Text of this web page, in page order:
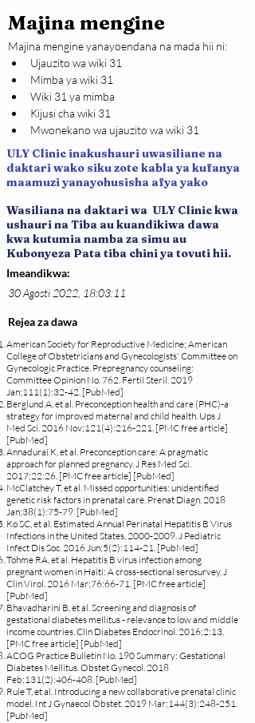
Majina mengine
Majina mengine yanayoendana na mada hii ni:
Ujauzito wa wiki 31
Mimba ya wiki 31
Wiki 31 ya mimba
Kijusi cha wiki 31
Mwonekano wa ujauzito wa wiki 31
ULY Clinic inakushauri uwasiliane na
daktari wako siku zote kabla ya kufanya
maamuzi yanayohusisha afya yako
Wasiliana na daktari wa ULY Clinic kwa
ushauri na Tiba au kuandikiwa dawa
kwa kutumia namba za simu au
Kubonyeza Pata tiba chini ya tovuti hii.
Imeandikwa:
30 Agosti 2022, 18:03:11
Rejea za dawa
American Society for Reproductive Medicine; American
College of Obstetricians and Gynecologists' Committee on
Gynecologic Practice. Prepregnancy counseling:
Committee Opinion No. 762. Fertil Steril. 2019
Jan;111(1):32-42. [PubMed]
Berglund A, et al. Preconception health and care (PHC)-a
strategy for improved maternal and child health. Ups J
Med Sci. 2016 Nov;121(4):216-221. [PMC free article]
[PubMed]
Annadurai K, et al. Preconception care: A pragmatic
approach for planned pregnancy. J Res Med Sci.
2017;22:26. [PMC free article] [PubMed]
McClatchey T, et al. Missed opportunities: unidentified
genetic risk factors in prenatal care. Prenat Diagn. 2018
Jan;38(1):75-79. [PubMed]
Ko SC, et al. Estimated Annual Perinatal Hepatitis B Virus
Infections in the United States, 2000-2009. J Pediatric
Infect Dis Soc. 2016 Jun;5(2):114-21. [PubMed]
Tohme RA, et al. Hepatitis B virus infection among
pregnant women in Haiti: A cross-sectional serosurvey. J
Clin Virol. 2016 Mar;76:66-71. [PMC free article]
[PubMed]
Bhavadharini B, et al. Screening and diagnosis of
gestational diabetes mellitus - relevance to low and middle
income countries. Clin Diabetes Endocrinol. 2016;2:13.
[PMC free article] [PubMed]
ACOG Practice Bulletin No. 190 Summary: Gestational
Diabetes Mellitus. Obstet Gynecol. 2018
Feb;131(2):406-408. [PubMed]
Rule T, et al. Introducing a new collaborative prenatal clinic
model. Int J Gynaecol Obstet. 2019 Mar;144(3):248-251.
[PubMed]